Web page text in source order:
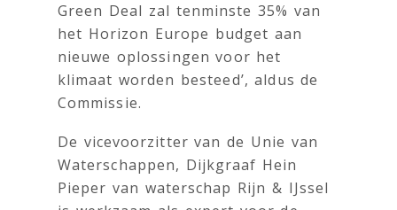
Green Deal zal tenminste 35% van
het Horizon Europe budget aan
nieuwe oplossingen voor het
klimaat worden besteed’, aldus de
Commissie.
De vicevoorzitter van de Unie van
Waterschappen, Dijkgraaf Hein
Pieper van waterschap Rijn & IJssel